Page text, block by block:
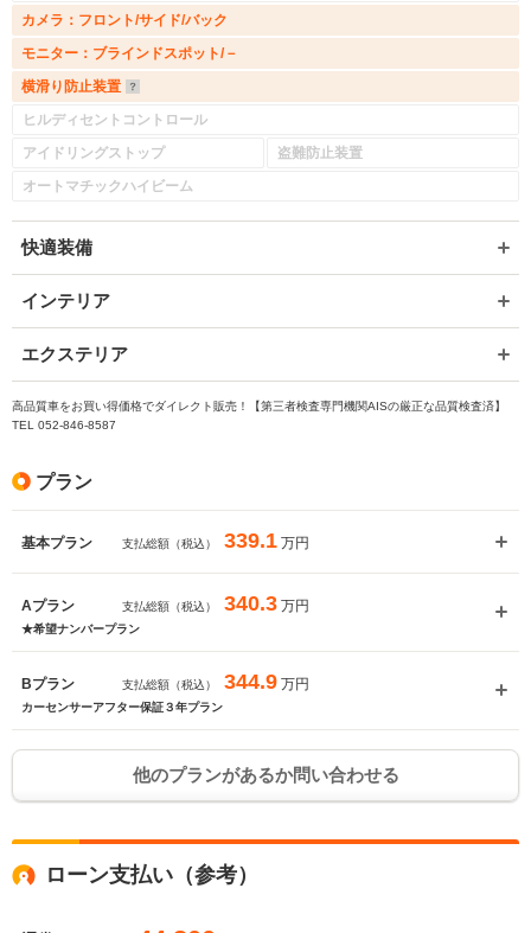
カメラ：フロント/サイド/バック
モニター：ブラインドスポット/－
横滑り防止装置
ヒルディセントコントロール
アイドリングストップ
盗難防止装置
オートマチックハイビーム
快適装備
インテリア
エクステリア
高品質車をお買い得価格でダイレクト販売！【第三者検査専門機関AISの厳正な品質検査済】
TEL 052-846-8587
プラン
基本プラン 支払総額（税込） 339.1 万円
Aプラン 支払総額（税込） 340.3 万円
★希望ナンバープラン
Bプラン 支払総額（税込） 344.9 万円
カーセンサーアフター保証３年プラン
他のプランがあるか問い合わせる
ローン支払い（参考）